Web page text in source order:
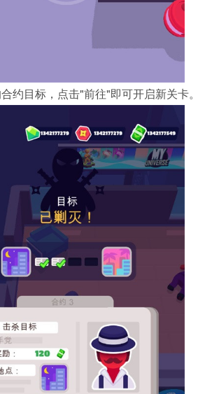
约目标，点击"前往"即可开启新关卡。